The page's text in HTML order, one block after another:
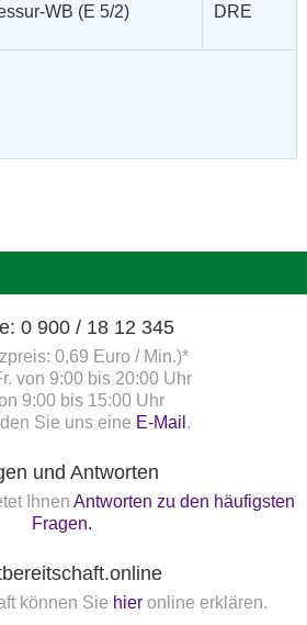
WB (E 5/2) DRE
0 900 / 18 12 345
0,69 Euro / Min.)*
von 9:00 bis 20:00 Uhr
9:00 bis 15:00 Uhr
Sie uns eine E-Mail .
und Antworten
Ihnen Antworten zu den häufigsten
Fragen.
können Sie hier online erklären.